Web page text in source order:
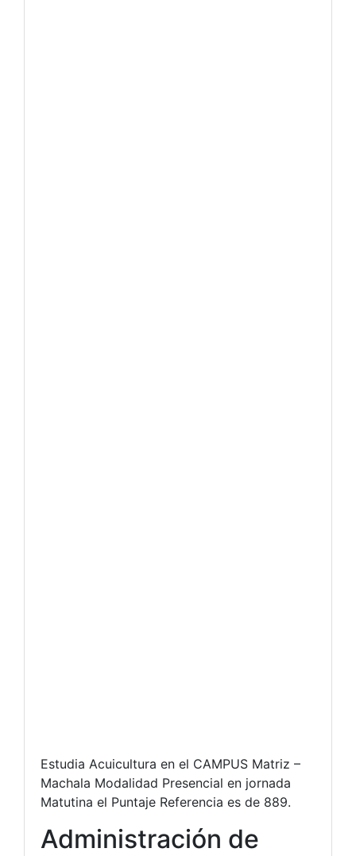
Estudia Acuicultura en el CAMPUS Matriz –
Machala Modalidad Presencial en jornada
Matutina el Puntaje Referencia es de 889.
Administración de